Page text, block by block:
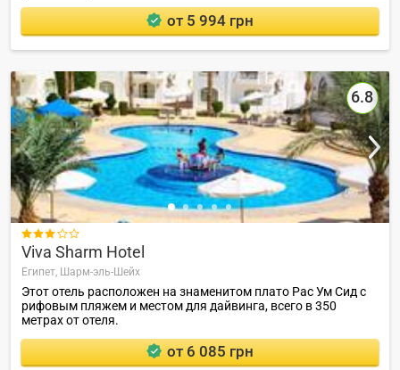
от 5 994 грн
6.8

Viva Sharm Hotel
Египет, Шарм-эль-Шейх
Этот отель расположен на знаменитом плато Рас Ум Сид с
рифовым пляжем и местом для дайвинга, всего в 350
метрах от отеля.
от 6 085 грн